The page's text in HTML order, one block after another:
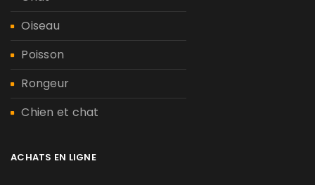
Oiseau
Poisson
Rongeur
Chien et chat
ACHATS EN LIGNE